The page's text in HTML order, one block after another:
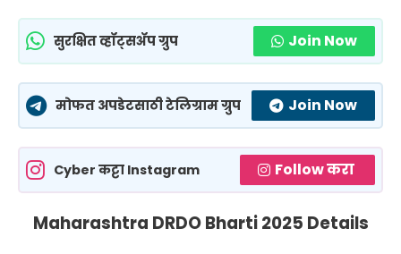
सुरक्षित व्हॉट्सॲप ग्रुप Join Now
मोफत अपडेटसाठी टेलिग्राम ग्रुप Join Now
Cyber कट्टा Instagram Follow करा
Maharashtra DRDO Bharti 2025 Details